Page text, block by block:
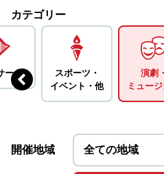
カテゴリー
ート
スポーツ・
イベント・ 他
演劇・
ミュー
開催地域